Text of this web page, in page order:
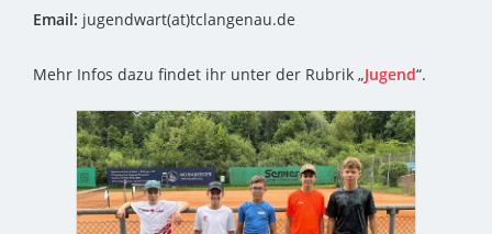
Email: jugendwart(at)tclangenau.de
Mehr Infos dazu findet ihr unter der Rubrik „Jugend“.